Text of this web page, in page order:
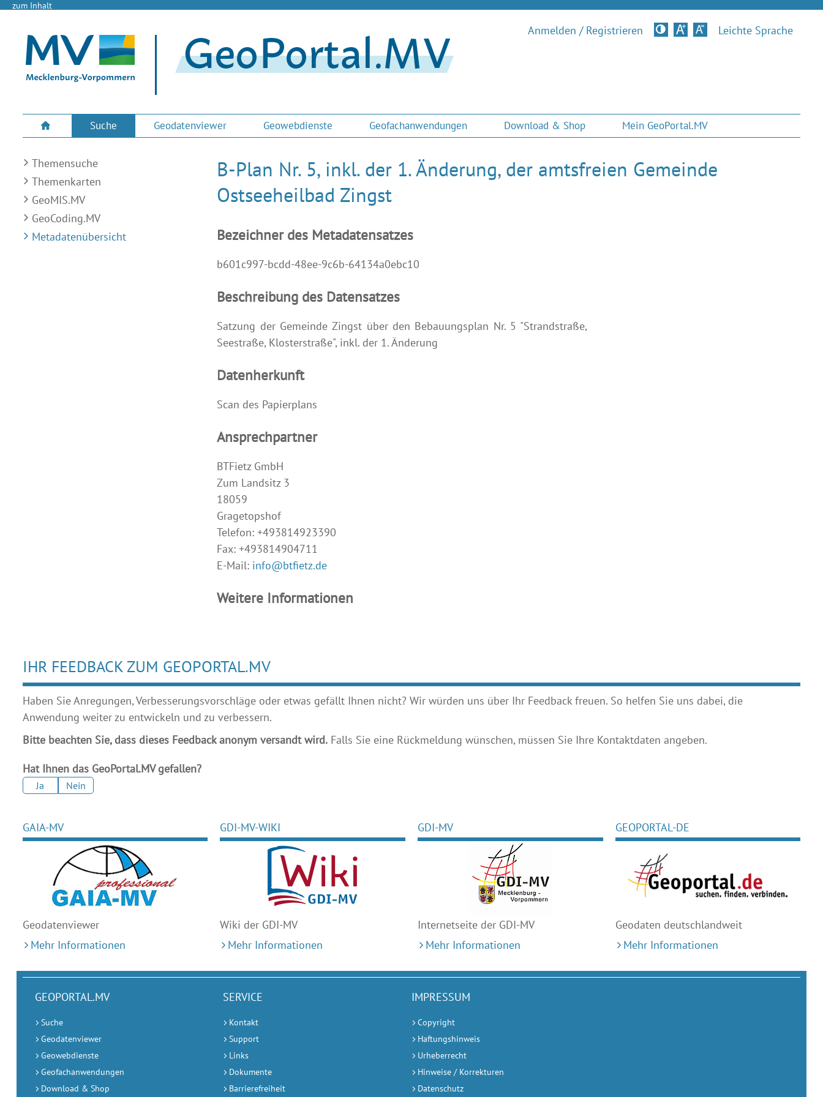
zum Inhalt
Anmelden / Registrieren KontrastversionLeichte Sprache
Suche Geodatenviewer Geowebdienste Geofachanwendungen Download & Shop Mein GeoPortal.MV
Themensuche
Themenkarten
GeoMIS.MV
GeoCoding.MV
Metadatenübersicht
B-Plan Nr. 5, inkl. der 1. Änderung, der amtsfreien Gemeinde
Ostseeheilbad Zingst
Bezeichner des Metadatensatzes
b601c997-bcdd-48ee-9c6b-64134a0ebc10
Beschreibung des Datensatzes
Satzung der Gemeinde Zingst über den Bebauungsplan Nr. 5 "Strandstraße,
Seestraße, Klosterstraße", inkl. der 1. Änderung
Datenherkunft
Scan des Papierplans
Ansprechpartner
BTFietz GmbH
Zum Landsitz 3
18059
Gragetopshof
Telefon: +493814923390
Fax: +493814904711
E-Mail: info@btfietz.de
Weitere Informationen
IHR FEEDBACK ZUM GEOPORTAL.MV
Haben Sie Anregungen, Verbesserungsvorschläge oder etwas gefällt Ihnen nicht? Wir würden uns über Ihr Feedback freuen. So helfen Sie uns dabei, die
Anwendung weiter zu entwickeln und zu verbessern.
Bitte beachten Sie, dass dieses Feedback anonym versandt wird.Falls Sie eine Rückmeldung wünschen, müssen Sie Ihre Kontaktdaten angeben.
Hat Ihnen das GeoPortal.MV gefallen?
Ja Nein
GAIA-MV
Geodatenviewer
Mehr Informationen
GDI-MV-WIKI
Wiki der GDI-MV
Mehr Informationen
GDI-MV
Internetseite der GDI-MV
Mehr Informationen
GEOPORTAL-DE
Geodaten deutschlandweit
Mehr Informationen
GEOPORTAL.MV
Suche
Geodatenviewer
Geowebdienste
Geofachanwendungen
Download & Shop
SERVICE
Kontakt
Support
Links
Dokumente
Barrierefreiheit
IMPRESSUM
Copyright
Haftungshinweis
Urheberrecht
Hinweise / Korrekturen
Datenschutz